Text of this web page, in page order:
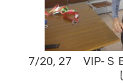
7/20, 27 VIP-Ｓ